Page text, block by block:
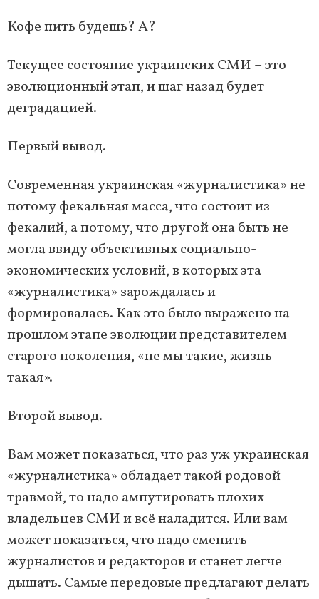
Кофе пить будешь? А?
Текущее состояние украинских СМИ – это
эволюционный этап, и шаг назад будет
деградацией.
Первый вывод.
Современная украинская «журналистика» не
потому фекальная масса, что состоит из
фекалий, а потому, что другой она быть не
могла ввиду объективных социально-
экономических условий, в которых эта
«журналистика» зарождалась и
формировалась. Как это было выражено на
прошлом этапе эволюции представителем
старого поколения, «не мы такие, жизнь
такая».
Второй вывод.
Вам может показаться, что раз уж украинская
«журналистика» обладает такой родовой
травмой, то надо ампутировать плохих
владельцев СМИ и всё наладится. Или вам
может показаться, что надо сменить
журналистов и редакторов и станет легче
дышать. Самые передовые предлагают делать